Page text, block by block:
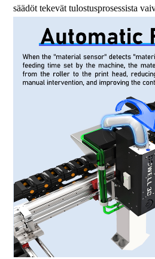
säädöt tekevät tulostusprosessista